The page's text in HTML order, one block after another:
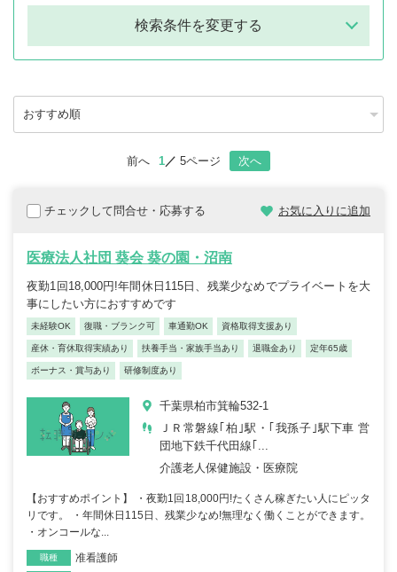
検索条件を変更する
前へ 1 5ページ 次へ
チェックして問合せ・応募する お気に入りに追加
医療法人社団 葵会 葵の園・沼南
夜勤1回18,000円!年間休日115日、残業少なめでプライベートを大
事にしたい方におすすめです
未経験OK 復職・ブランク可 車通勤OK 資格取得支援あり
産休・育休取得実績あり 扶養手当・家族手当あり 退職金あり 定年65歳
ボーナス・賞与あり 研修制度あり
千葉県柏市箕輪532-1
ＪＲ常磐線｢柏｣駅・｢我孫子｣駅下車 営
団地下鉄千代田線｢...
介護老人保健施設・医療院
【おすすめポイント】 ・夜勤1回18,000円!たくさん稼ぎたい人にピッタ
リです。 ・年間休日115日、残業少なめ!無理なく働くことができます。
・オンコールな...
職種 准看護師